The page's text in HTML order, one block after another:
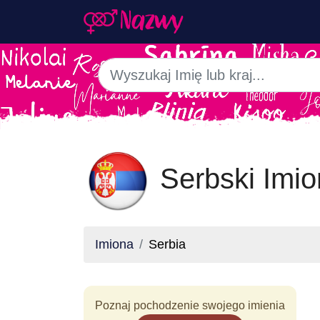
Serbski
Imiona Serbia
Poznaj pochodzenie swojego imienia